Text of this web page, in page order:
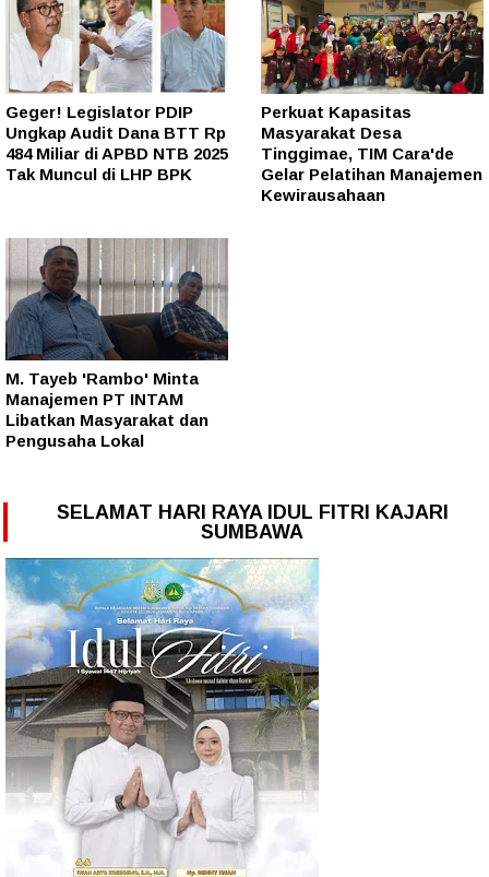
Geger! Legislator PDIP
Ungkap Audit Dana BTT Rp
484 Miliar di APBD NTB 2025
Tak Muncul di LHP BPK
Perkuat Kapasitas
Masyarakat Desa
Tinggimae, TIM Cara'de
Gelar Pelatihan Manajemen
Kewirausahaan
M. Tayeb 'Rambo' Minta
Manajemen PT INTAM
Libatkan Masyarakat dan
Pengusaha Lokal
SELAMAT HARI RAYA IDUL FITRI KAJARI
SUMBAWA